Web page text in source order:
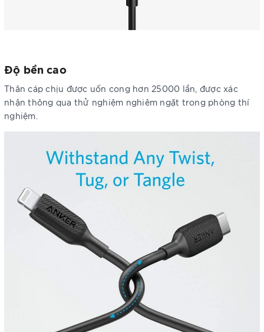
Độ bền cao
Thân cáp chịu được uốn cong hơn 25000 lần, được xác
nhận thông qua thử nghiệm nghiêm ngặt trong phòng thí
nghiệm.